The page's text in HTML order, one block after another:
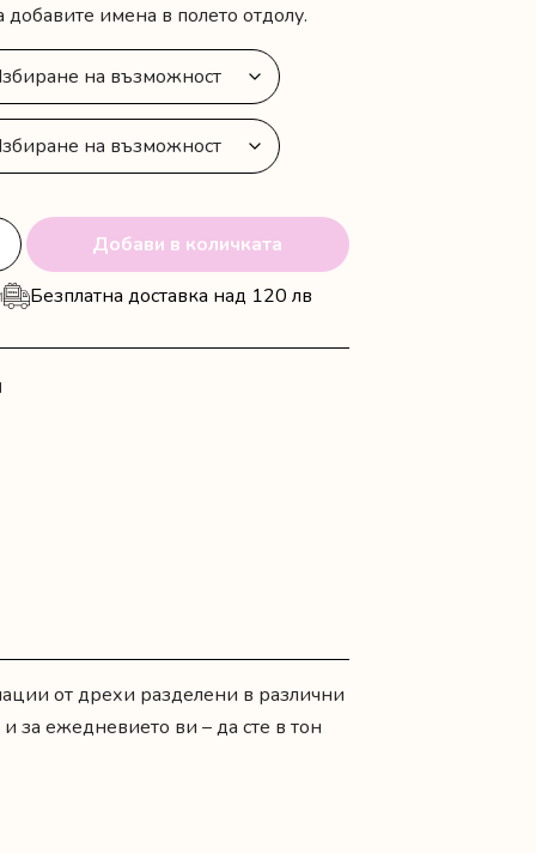
имена в полето отдолу.
Добави в количката
Безплатна доставка над 120 лв
от дрехи разделени в различни
и за ежедневието ви – да сте в тон